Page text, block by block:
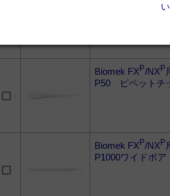
P20 液面検知用
Biomek FX P/NX P
P50 ピペットチ
Biomek FX P/NX P
P1000ワイドボ